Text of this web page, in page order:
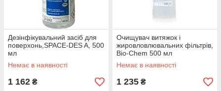
Дезінфікувальний засіб для
поверхонь,SPACE-DES A, 500
мл
Немає в наявності
1 162 ₴
Очищувач витяжок і
жировловлювальних фільтрів,
Bio-Chem 500 мл
Немає в наявності
1 235 ₴